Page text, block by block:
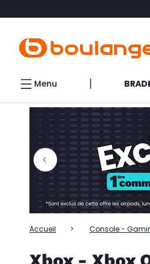
Accéder directement au
Menu
Accueil Console -